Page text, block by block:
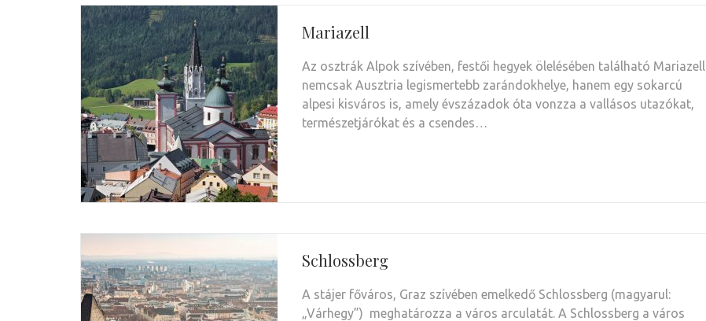
Mariazell
Az osztrák Alpok szívében, festői hegyek ölelésében található Mariazell
nemcsak Ausztria legismertebb zarándokhelye, hanem egy sokarcú
alpesi kisváros is, amely évszázadok óta vonzza a vallásos utazókat,
természetjárókat és a csendes…
Schlossberg
A stájer főváros, Graz szívében emelkedő Schlossberg (magyarul:
„Várhegy”) meghatározza a város arculatát. A Schlossberg a város